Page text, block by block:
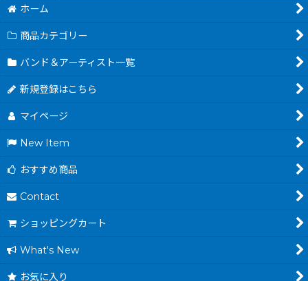
ホーム
商品カテゴリー
バンド＆アーティスト一覧
新規登録はこちら
マイページ
New Item
おすすめ商品
Contact
ショッピングカート
What's New
お気に入り